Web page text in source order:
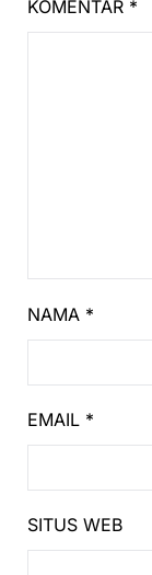
KOMENTAR *
NAMA *
EMAIL *
SITUS WEB